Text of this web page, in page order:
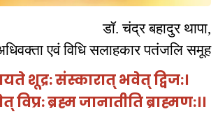
डॉ.चंद्र बहादुर थापा,
एवं विधि सलाहकार पतंजलि समूह
शूद्र:संस्कारात्भवेत्द्विज:।
विप्र:ब्रह्मजानातीतिब्राह्मण:।।